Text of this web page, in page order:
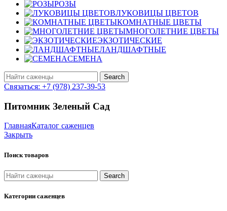
РОЗЫ
ЛУКОВИЦЫ ЦВЕТОВ
КОМНАТНЫЕ ЦВЕТЫ
МНОГОЛЕТНИЕ ЦВЕТЫ
ЭКЗОТИЧЕСКИЕ
ЛАНДШАФТНЫЕ
СЕМЕНА
Search
Связаться: +7 (978) 237-39-53
Питомник Зеленый Сад
ГлавнаяКаталог саженцев
Закрыть
Поиск товаров
Search
Категории саженцев